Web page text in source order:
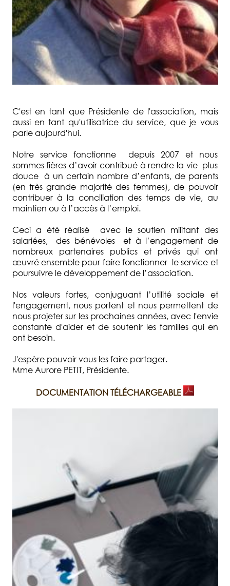
C'est en tant que Présidente de l'association, mais
aussi en tant qu'utilisatrice du service, que je vous
parle aujourd'hui.
Notre service fonctionne depuis 2007 et nous
sommes fières d’avoir contribué à rendre la vie plus
douce à un certain nombre d’enfants, de parents
(en très grande majorité des femmes), de pouvoir
contribuer à la conciliation des temps de vie, au
maintien ou à l’accès à l’emploi.
Ceci a été réalisé avec le soutien militant des
salariées, des bénévoles et à l’engagement de
nombreux partenaires publics et privés qui ont
œuvré ensemble pour faire fonctionner le service et
poursuivre le développement de l’association.
Nos valeurs fortes, conjuguant l’utilité sociale et
l'engagement, nous portent et nous permettent de
nous projeter sur les prochaines années, avec l'envie
constante d'aider et de soutenir les familles qui en
ont besoin.
J'espère pouvoir vous les faire partager.
Mme Aurore PETIT, Présidente.
DOCUMENTATION TÉLÉCHARGEABLE